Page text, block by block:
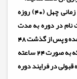
دوره های آفلاین (محتوا محور) دریک بازه زمانی چهل (40) روزه
نام در دوره به مدت
40 روز مهلت دارند محتوای دوره ها را مشاهده و پس از گذشت 48
ساعت از زمان ثبت نام در آزمون های دوره که به صورت 24 ساعته
در فرایند دوره